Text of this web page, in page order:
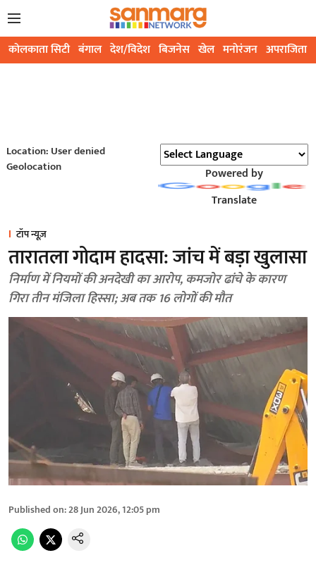
कोलकाता सिटी बंगाल देश/विदेश बिजनेस खेल मनोरंजन अपराजिता
Location: User denied
Geolocation
Powered by
Translate
टॉप न्यूज़
तारातला गोदाम हादसा: जांच में बड़ा खुलासा
निर्माण में नियमों की अनदेखी का आरोप, कमजोर ढांचे के कारण
गिरा तीन मंजिला हिस्सा; अब तक 16 लोगों की मौत
Published on:28 Jun 2026, 12:05 pm